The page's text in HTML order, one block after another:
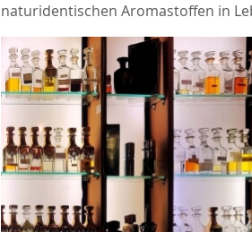
naturidentischen Aromastoffen in